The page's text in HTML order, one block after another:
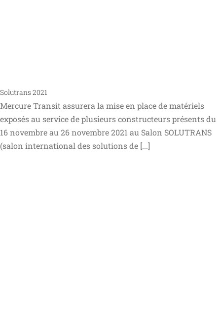
Solutrans 2021
Mercure Transit assurera la mise en place de matériels
exposés au service de plusieurs constructeurs présents du
16 novembre au 26 novembre 2021 au Salon SOLUTRANS
(salon international des solutions de [...]